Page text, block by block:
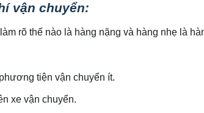
vận chuyển:
rõ thế nào là hàng nặng và hàng nhẹ là
tiện vận chuyển ít.
xe vận chuyển.